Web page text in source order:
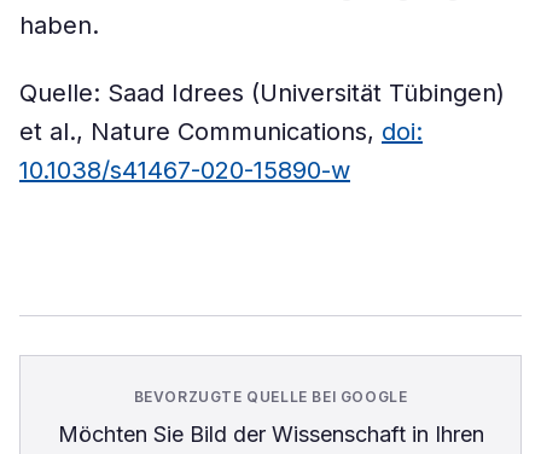
haben.
Quelle: Saad Idrees (Universität Tübingen)
et al., Nature Communications, doi:
10.1038/s41467-020-15890-w
BEVORZUGTE QUELLE BEI GOOGLE
Möchten Sie Bild der Wissenschaftin Ihren